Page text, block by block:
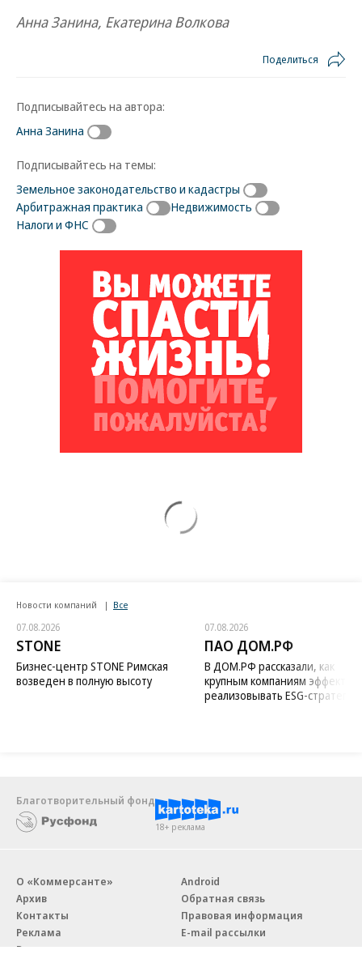
Анна Занина, Екатерина Волкова
Поделиться
Подписывайтесь на автора:
Анна Занина
Подписывайтесь на темы:
Земельное законодательство и кадастры
Арбитражная практика
Недвижимость
Налоги и ФНС
Новости компаний Все
07.08.2026
STONE
Бизнес-центр STONE Римская
возведен в полную высоту
07.08.2026
ПАО ДОМ.РФ
В ДОМ.РФ рассказали, как
крупным компаниям
реализовывать ESG-стратегию
Благотворительный фонд
18+ реклама
О «Коммерсанте»
Архив
Контакты
Реклама
Вакансии
Android
Обратная связь
Правовая информация
E-mail рассылки